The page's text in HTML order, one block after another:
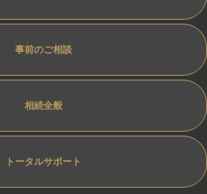
事前のご相談
相続全般
トータルサポート